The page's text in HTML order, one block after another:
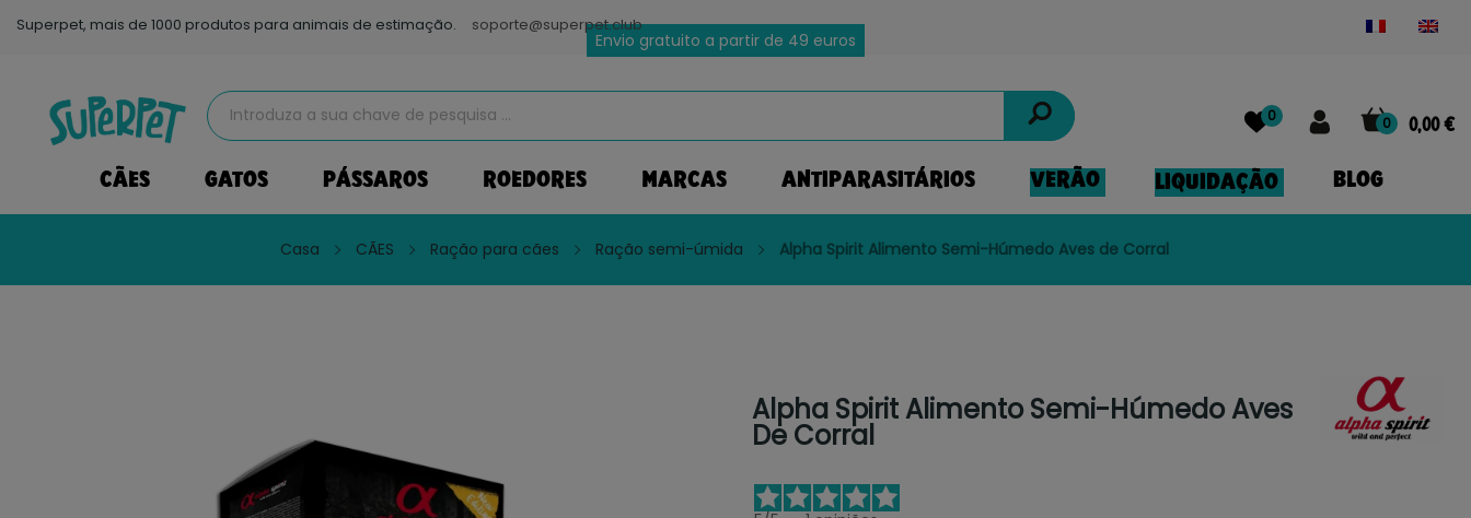
Superpet, mais de 1000 produtos para animais de estimação. soporte@superpet.club
Envio gratuito a partir de 49 euros
0 0,00 €
0
CÃES GATOS PÁSSAROS ROEDORES MARCAS ANTIPARASITÁRIOS VERÃO LIQUIDAÇÃO BLOG
Casa CÃES Ração para cães Ração semi-úmida Alpha Spirit Alimento Semi-Húmedo Aves de Corral
Alpha Spirit Alimento Semi-Húmedo Aves
De Corral